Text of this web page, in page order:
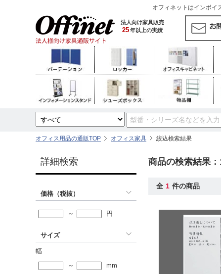
オフィネットはインボイ
法人向け家具販売
25年以上の実績
オフィス用品の通販TOP オフィス家具 絞込検索結果
詳細検索
価格（税抜）
～ 円
サイズ
幅
～
mm
商品の検索結果
全 1 件の商品